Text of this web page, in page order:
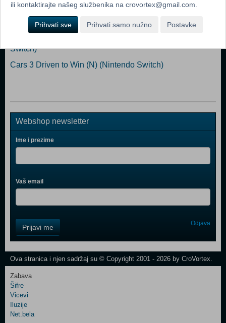
MXGP 3 - The Official Motocross Videogame (N)
(Nintendo Switch)
Switch)
Cars 3 Driven to Win (N) (Nintendo Switch)
Webshop newsletter
Ime i prezime
Vaš email
Field
One
Newsletter
Control
Field
Two
Newsletter
Prijavi me Odjava
Ova stranica i njen sadržaj su © Copyright 2001 - 2026 by CroVortex.
Zabava
Šifre
Vicevi
Iluzije
Net.bela
ili kontaktirajte našeg službenika na crovortex@gmail.com.
Prihvati sve Prihvati samo nužno Postavke